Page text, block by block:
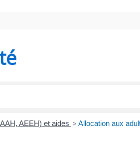
AEEH) et aides > Allocation aux